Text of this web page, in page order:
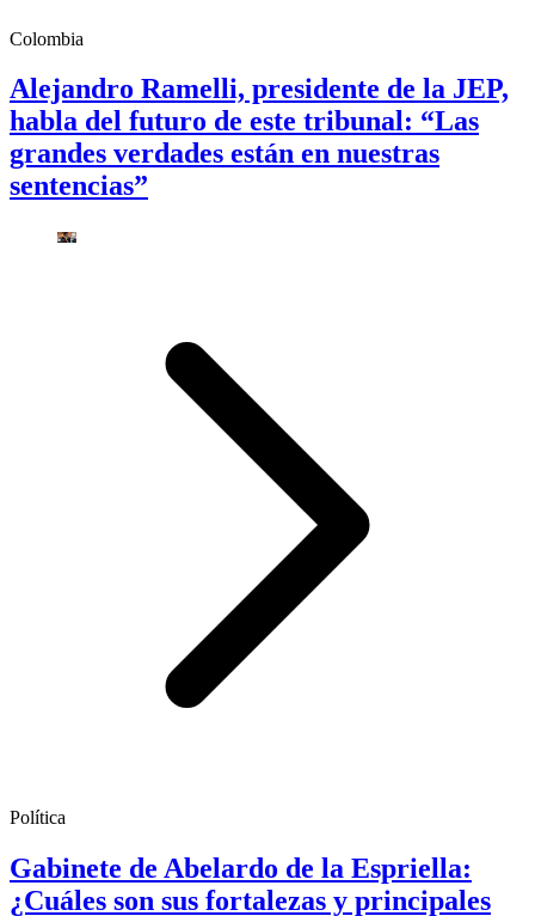
Colombia
Alejandro Ramelli, presidente de la JEP,
habla del futuro de este tribunal: “Las
grandes verdades están en nuestras
sentencias”
Política
Gabinete de Abelardo de la Espriella:
¿Cuáles son sus fortalezas y principales